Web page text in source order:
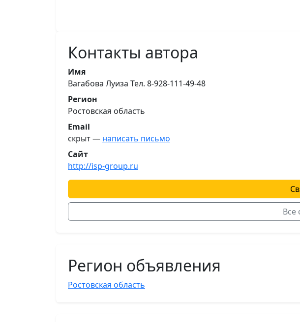
Контакты автора
Имя
Вагабова Луиза Тел. 8-928-111-49-48
Регион
Ростовская область
Email
скрыт — написать письмо
Сайт
http://isp-group.ru
Все
Регион объявления
Ростовская область